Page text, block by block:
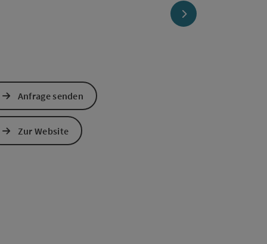
nächstes Element
Anfrage senden
Zur Website